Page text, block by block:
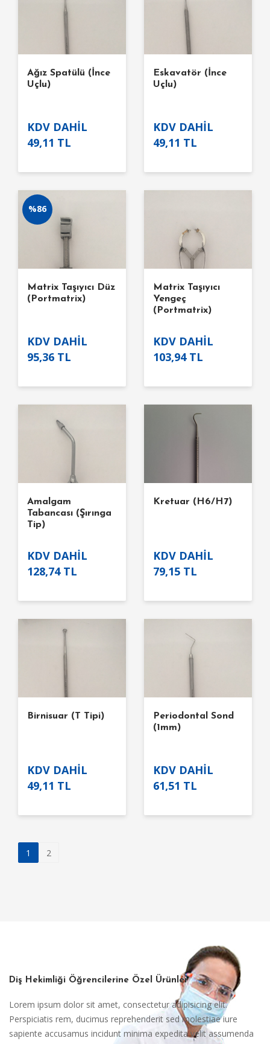
Ağız Spatülü (İnce
Uçlu)
KDV DAHİL
49,11 TL
Eskavatör (İnce
Uçlu)
KDV DAHİL
49,11 TL
%86
Matrix Taşıyıcı Düz
(Portmatrix)
KDV DAHİL
95,36 TL
Matrix Taşıyıcı
Yengeç
(Portmatrix)
KDV DAHİL
103,94 TL
Amalgam
Tabancası (Şırınga
Tip)
KDV DAHİL
128,74 TL
Kretuar (H6/H7)
KDV DAHİL
79,15 TL
Birnisuar (T Tipi)
KDV DAHİL
49,11 TL
Periodontal Sond
(1mm)
KDV DAHİL
61,51 TL
1 2
Diş Hekimliği Öğrencilerine Özel Ürünler
Lorem ipsum dolor sit amet, consectetur adipisicing elit.
Perspiciatis rem, ducimus reprehenderit sed molestiae iure
sapiente accusamus incidunt minima expedita velit assumenda